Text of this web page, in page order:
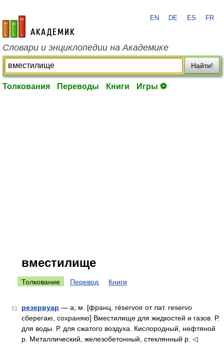
academic.ru
EN DE ES FR
Словари и энциклопедии на Академике
Найти!
Толкования Переводы Книги Игры ⚽
вместилище
Толкование Перевод Книги
51 резервуар — а; м. [франц. réservoir от лат. reservo
сберегаю, сохраняю] Вместилище для жидкостей и газов. Р.
для воды. Р. для сжатого воздуха. Кислородный, нефтяной
р. Металлический, железобетонный, стеклянный р. ◁